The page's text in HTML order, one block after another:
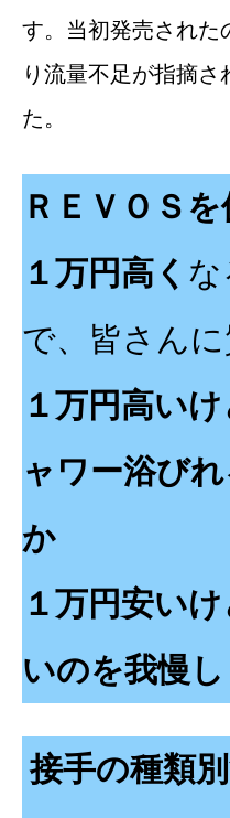
す。当初発売された
り流量不足が指摘さ
た。
ＲＥＶＯＳを
１万円高く な
で、皆さんに
１万円高い
ャワー浴び
か
１万円安い
いのを我慢
接手の種類